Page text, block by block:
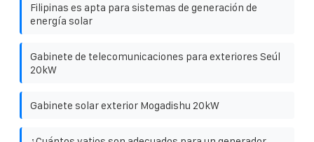
Filipinas es apta para sistemas de generación de
energía solar
Gabinete de telecomunicaciones para exteriores Seúl
20kW
Gabinete solar exterior Mogadishu 20kW